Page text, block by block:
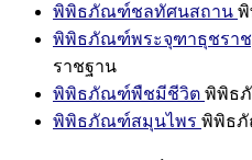
พิพิธภัณฑ์ชลทัศนสถาน
พิพิธภัณฑ์พระจุฑาธุชรา
ราชฐาน
พิพิธภัณฑ์พืชมีชีวิต พิพิธ
พิพิธภัณฑ์สมุนไพร พิพิธ